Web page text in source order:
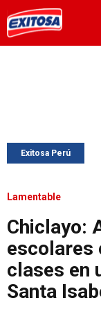
Exitosa Perú
Lamentable
Chiclayo:
escolares
clases en
Santa